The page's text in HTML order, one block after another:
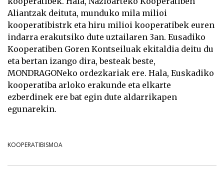
Aliantzak deituta, munduko mila milioi
kooperatibistrk eta hiru milioi kooperatibek euren
indarra erakutsiko dute uztailaren 3an. Eusadiko
Kooperatiben Goren Kontseiluak ekitaldia deitu du
eta bertan izango dira, besteak beste,
MONDRAGONeko ordezkariak ere. Hala, Euskadiko
kooperatiba arloko erakunde eta elkarte
ezberdinek ere bat egin dute aldarrikapen
egunarekin.
KOOPERATIBISMOA